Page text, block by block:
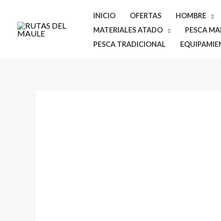
contenido
INICIO OFERTAS HOMBRE
MATERIALES ATADO
PESCA
PESCA TRADICIONAL